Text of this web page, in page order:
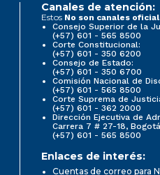
Canales de atención:
Estos No son canales
Consejo Superior de la
(+57) 601 - 565 8500
Corte Constitucional:
(+57) 601 - 350 6200
Consejo de Estado:
(+57) 601 - 350 6700
Comisión Nacional de
(+57) 601 - 565 8500
Corte Suprema de
(+57) 601 - 362 2000
Dirección Ejecutiva de
Carrera 7 # 27-18, Bogotá
(+57) 601 - 565 8500
Enlaces de interés:
Cuentas de correo para